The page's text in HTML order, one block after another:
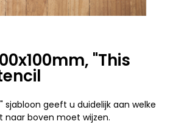
"This
sjabloon geeft u duidelijk aan welke
naar boven moet wijzen.